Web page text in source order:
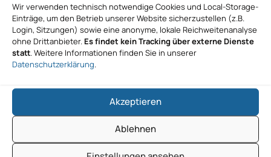
Wir verwenden technisch notwendige Cookies und Local-Storage-
Einträge, um den Betrieb unserer Website sicherzustellen (z.B.
Login, Sitzungen) sowie eine anonyme, lokale Reichweitenanalyse
ohne Drittanbieter. Es findet kein Tracking über externe Dienste
statt. Weitere Informationen finden Sie in unserer
Datenschutzerklärung.
Akzeptieren
Ablehnen
Comma Soft AG